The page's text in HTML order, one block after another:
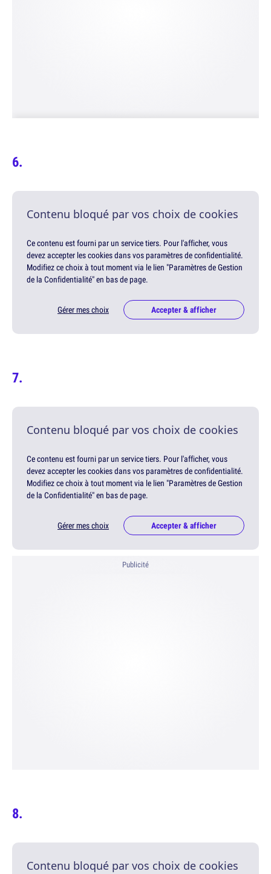
Contenu bloqué par vos choix de cookies
Ce contenu est fourni par un service tiers. Pour l'afficher, vous
devez accepter les cookies dans vos paramètres de confidentialité.
Modifiez ce choix à tout moment via le lien "Paramètres de Gestion
de la Confidentialité" en bas de page.
Gérer mes choix Accepter & afficher
Contenu bloqué par vos choix de cookies
Ce contenu est fourni par un service tiers. Pour l'afficher, vous
devez accepter les cookies dans vos paramètres de confidentialité.
Modifiez ce choix à tout moment via le lien "Paramètres de Gestion
de la Confidentialité" en bas de page.
Gérer mes choix Accepter & afficher
Publicité
Contenu bloqué par vos choix de cookies